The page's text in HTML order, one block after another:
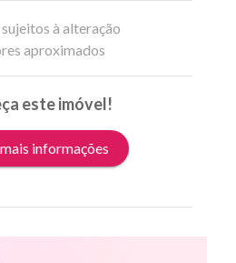
à alteração
aproximados
este imóvel!
informações